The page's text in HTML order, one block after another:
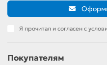
Я прочитал и согласен с
Покупателям